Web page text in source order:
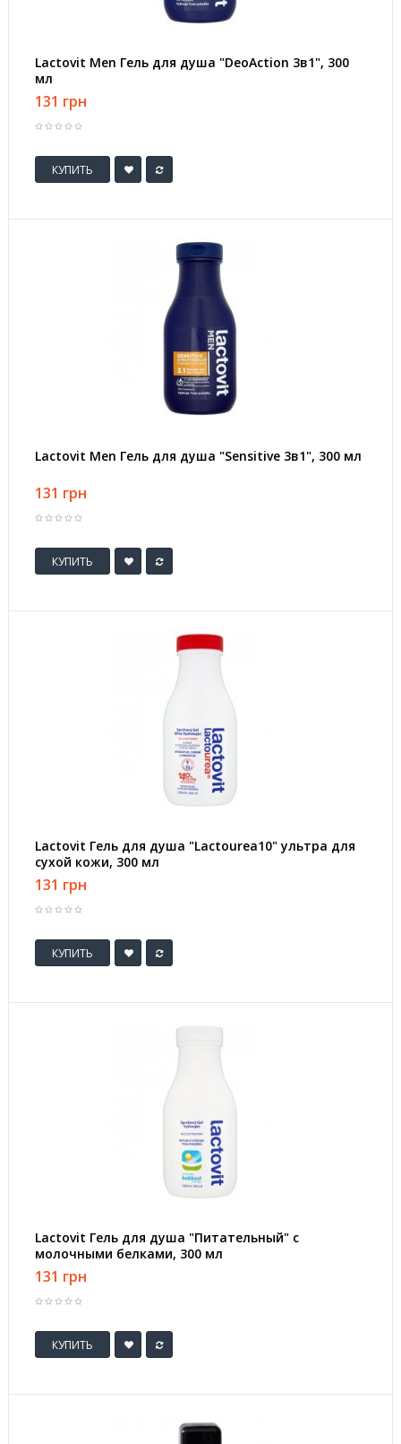
Lactovit Men Гель для душа "DeoAction 3в1", 300
мл
131 грн
КУПИТЬ
Lactovit Men Гель для душа "Sensitive 3в1", 300 мл
131 грн
КУПИТЬ
Lactovit Гель для душа "Lactourea10" ультра для
сухой кожи, 300 мл
131 грн
КУПИТЬ
Lactovit Гель для душа "Питательный" с
молочными белками, 300 мл
131 грн
КУПИТЬ